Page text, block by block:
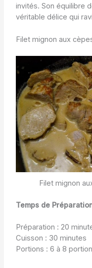
invités. Son équilibre
véritable délice qui
Filet mignon aux
Filet mignon
Temps de
Préparation : 20
Cuisson : 30 minutes
Portions : 6 à 8